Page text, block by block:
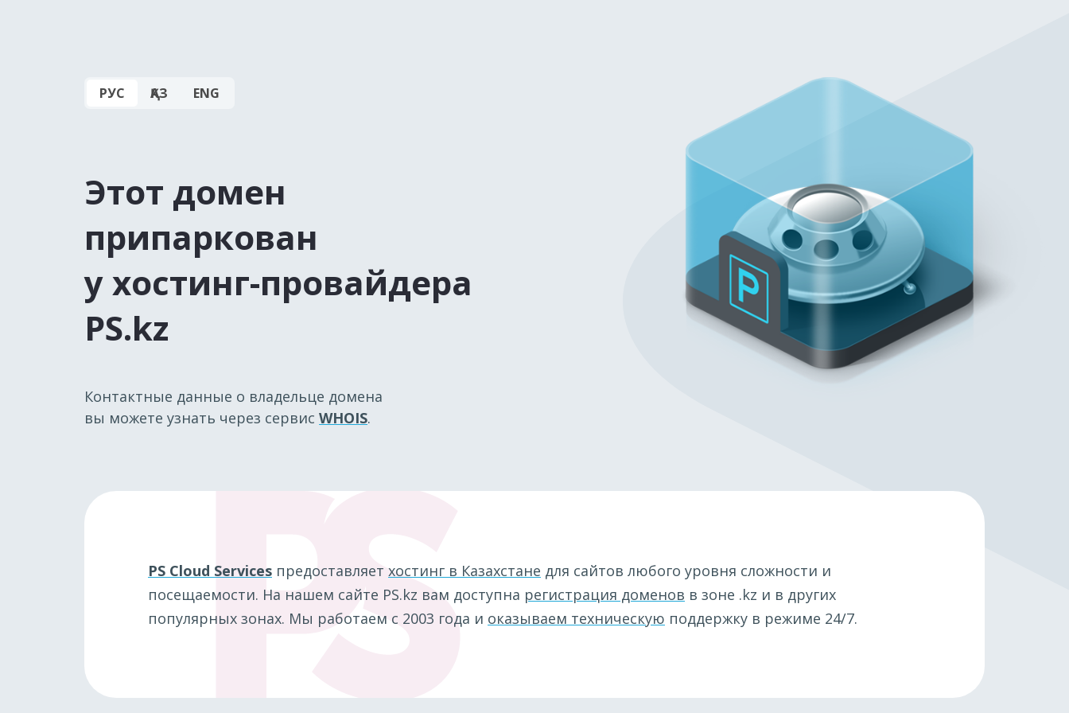
РУС ҚАЗ ENG
Этот домен
припаркован
у хостинг-провайдера
PS.kz
Контактные данные о владельце домена
вы можете узнать через сервис WHOIS.
PS Cloud Services предоставляет хостинг в Казахстане для сайтов любого уровня сложности и
посещаемости. На нашем сайте PS.kz вам доступна регистрация доменов в зоне .kz и в других
популярных зонах. Мы работаем с 2003 года и оказываем техническую поддержку в режиме 24/7.